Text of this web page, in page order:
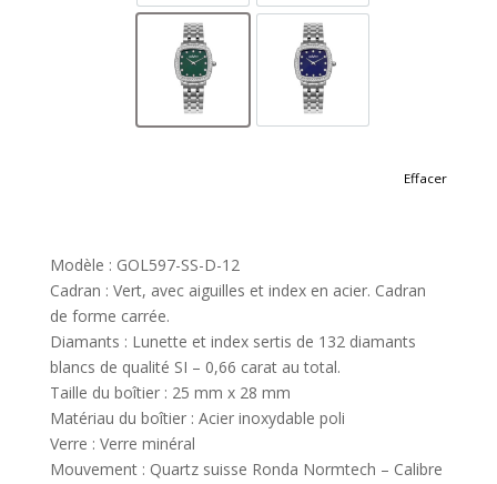
GOL597-SS-D-12GOL597-SS-D-9
Effacer
Modèle : GOL597-SS-D-12
Cadran : Vert, avec aiguilles et index en acier. Cadran
de forme carrée.
Diamants : Lunette et index sertis de 132 diamants
blancs de qualité SI – 0,66 carat au total.
Taille du boîtier : 25 mm x 28 mm
Matériau du boîtier : Acier inoxydable poli
Verre : Verre minéral
Mouvement : Quartz suisse Ronda Normtech – Calibre